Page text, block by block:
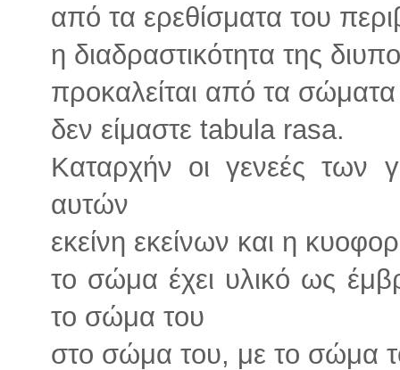
από τα ερεθίσματα του
η διαδραστικότητα της
προκαλείται από τα σώματα
δεν είμαστε tabula rasa.
Καταρχήν οι γενεές των
αυτών
εκείνη εκείνων και η
το σώμα έχει υλικό ως
το σώμα του
στο σώμα του, με το σώμα